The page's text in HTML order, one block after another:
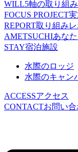
WILL5軸の取り組み
FOCUS PROJECT
REPORT取り組みレ
AMETSUCHIあな
STAY宿泊施設
水際のロッジ
水際のキャン
ACCESSアクセス
CONTACTお問い